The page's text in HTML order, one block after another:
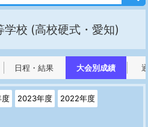
学校 (高校硬式・愛知)
日程・結果 大会別成績
2023年度 2022年度